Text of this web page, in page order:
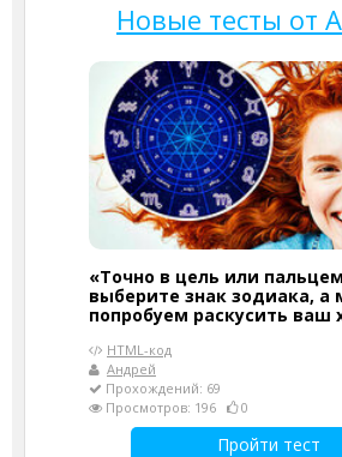
Новые тесты от
«Точно в цель или
выберите знак зодиака, а
попробуем раскусить ваш
HTML-код
Андрей
Прохождений: 69
Просмотров: 196
0
Пройти тест